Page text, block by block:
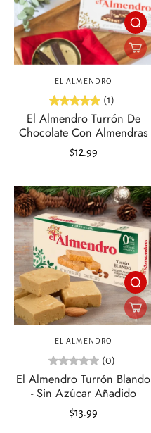
EL ALMENDRO
(1)
El Almendro Turrón De
Chocolate Con Almendras
$12.99
EL ALMENDRO
(0)
El Almendro Turrón Blando
- Sin Azúcar Añadido
$13.99